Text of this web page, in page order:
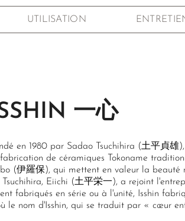
article est fait à la main et est
UTILISATION
一心
en 1980 par Sadao Tsuchihira (土平貞雄
de céramiques Tokoname
(伊羅保), qui mettent en valeur la beauté
Tsuchihira, Eiichi (土平栄一), a rejoint
fabriqués en série ou à l'unité, Isshin
le nom d'Isshin, qui se traduit par « cœur